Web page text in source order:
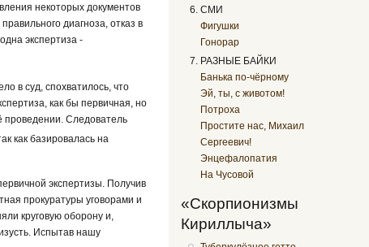
некоторых документов
диагноза, отказ в
экспертиза -
в суд, спохватилось, что
как бы первичная, но
проведении. Следователь
как базировалась на
экспертизы. Получив
прокуратуры уговорами и
круговую оборону и,
Испытав нашу
СМИ
Фигушки
Гонорар
РАЗНЫЕ БАЙКИ
Банька по-чёрному
Эй, ты, с животом!
Потроха
Простите нас, Михаил
Сергеевич!
Энцефалопатия
На Чусовой
«Скорпионизмы
Кириллыча»